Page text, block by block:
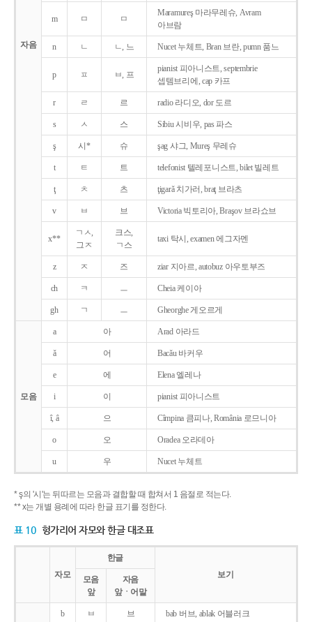
자음
m ㅁ ㅁ
Maramureş 마라무레슈, Avram
아브람
n ㄴ ㄴ, 느 Nucet 누체트, Bran 브란, pumn 품느
p ㅍ ㅂ, 프
pianist 피아니스트, septembrie
셉템브리에, cap 카프
r ㄹ 르 radio 라디오, dor 도르
s ㅅ 스 Sibiu 시비우, pas 파스
ş 시* 슈 şag 샤그, Mureş 무레슈
t ㅌ 트 telefonist 텔레포니스트, bilet 빌레트
ţ ㅊ 츠 ţigarǎ 치가러, braţ 브라츠
v ㅂ 브 Victoria 빅토리아, Braşov 브라쇼브
x**
ㄱㅅ,
그ㅈ
크스,
ㄱ스
taxi 탁시, examen 에그자멘
z ㅈ 즈 ziar 지아르, autobuz 아우토부즈
ch ㅋ ㅡ Cheia 케이아
gh ㄱ ㅡ Gheorghe 게오르게
모음
a 아 Arad 아라드
ǎ 어 Bacǎu 바커우
e 에 Elena 엘레나
i 이 pianist 피아니스트
î, â 으 Cîmpina 큼피나, România 로므니아
o 오 Oradea 오라데아
u 우 Nucet 누체트
* ş의 '시'는 뒤따르는 모음과 결합할 때 합쳐서 1 음절로 적는다.
** x는 개별 용례에 따라 한글 표기를 정한다.
표 10 헝가리어 자모와 한글 대조표
자모
한글
보기
모음
앞
자음
앞ㆍ어말
b ㅂ 브 bab 버브, ablak 어블러크